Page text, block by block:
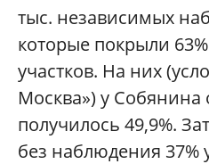
тыс. независимых
которые покрыли
участков. На них
Москва») у
получилось 49,9%.
без наблюдения 37%